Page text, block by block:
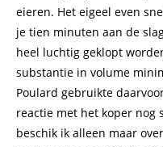
eieren. Het eigeel even
je tien minuten aan de
heel luchtig geklopt
substantie in volume
Poulard gebruikte
reactie met het koper nog
beschik ik alleen maar